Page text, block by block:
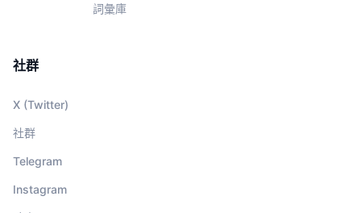
詞彙庫
社群
X (Twitter)
社群
Telegram
Instagram